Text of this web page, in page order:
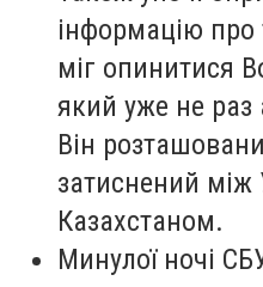
інформацію про
міг опинитися
який уже не раз
Він
затиснений між
Казахстаном.
Минулої ночі